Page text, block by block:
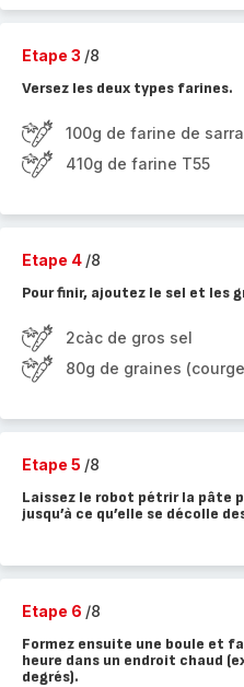
Etape 3 /8
Versez les deux types farines.
100g de farine de
410g de farine T55
Etape 4 /8
Pour finir, ajoutez le sel et les
2càc de gros sel
80g de graines
Etape 5 /8
Laissez le robot pétrir la pâte
jusqu’à ce qu’elle se décolle
Etape 6 /8
Formez ensuite une boule et
heure dans un endroit chaud
degrés).